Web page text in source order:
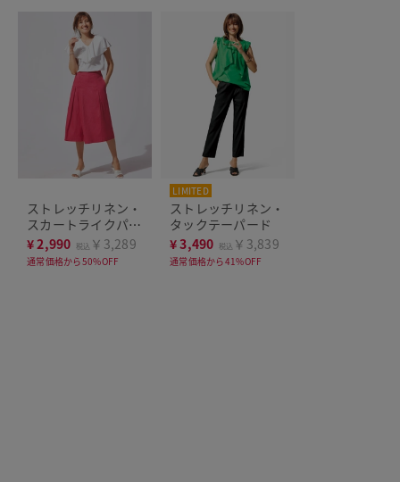
ストレッチリネン・
スカートライクパン
ツ
¥2,990 税込 ￥3,289
通常価格から50%OFF
LIMITED
ストレッチリネン・
タックテーパード
¥3,490 税込 ￥3,839
通常価格から41%OFF